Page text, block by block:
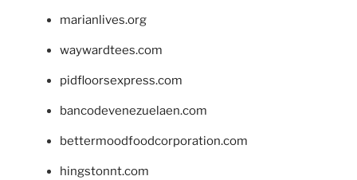
marianlives.org
waywardtees.com
pidfloorsexpress.com
bancodevenezuelaen.com
bettermoodfoodcorporation.com
hingstonnt.com